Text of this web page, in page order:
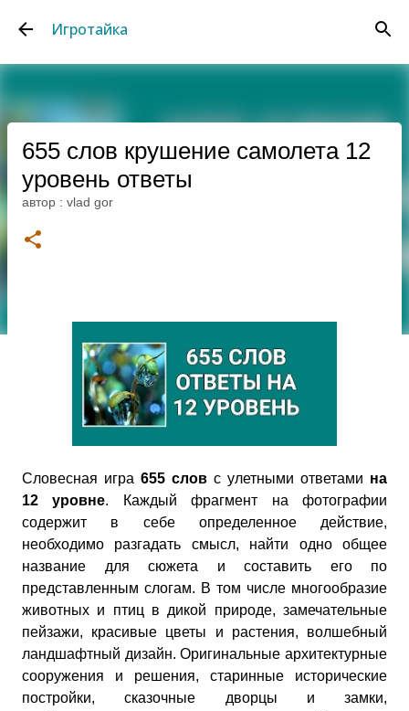
Игротайка
655 слов крушение самолета 12
уровень ответы
автор : vlad gor
Словесная игра 655 слов с улетными ответами на
12 уровне. Каждый фрагмент на фотографии
содержит в себе определенное действие,
необходимо разгадать смысл, найти одно общее
название для сюжета и составить его по
представленным слогам. В том числе многообразие
животных и птиц в дикой природе, замечательные
пейзажи, красивые цветы и растения, волшебный
ландшафтный дизайн. Оригинальные архитектурные
сооружения и решения, старинные исторические
постройки, сказочные дворцы и замки,